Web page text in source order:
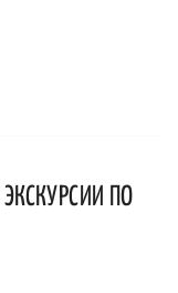
ЭКСКУРСИИ ПО